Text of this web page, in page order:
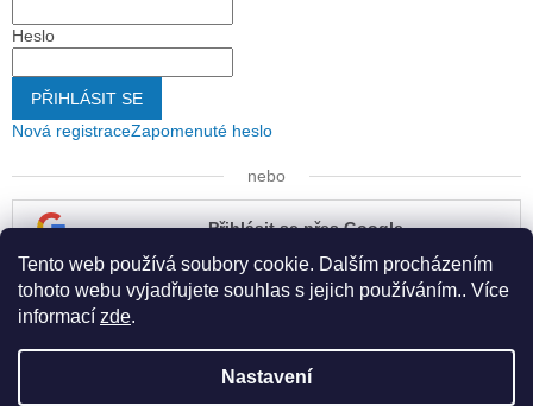
Tento web používá soubory cookie. Dalším procházením
tohoto webu vyjadřujete souhlas s jejich používáním.. Více
informací zde.
Nastavení
Heslo
PŘIHLÁSIT SE
Nová registraceZapomenuté heslo
nebo
Přihlásit se přes Google
Přihlásit se přes Seznam
Vytvořil Shoptet